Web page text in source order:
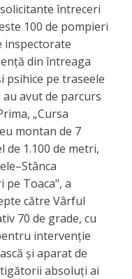
întreceri
100 de pompieri
inspectorate
din întreaga
psihice pe traseele
avut de parcurs
„Cursa
montan de 7
1.100 de metri,
pe Toaca", a
către Vârful
70 de grade, cu
intervenție
și aparat de
absoluți ai